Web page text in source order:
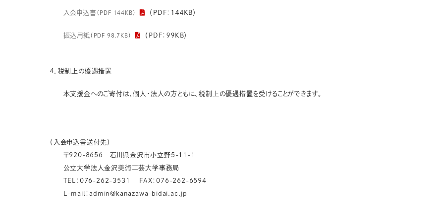
入会申込書（PDF 144KB） （PDF：１４４KB）
振込用紙（PDF 98.7KB） （PDF：９９KB）
４．税制上の優遇措置
本支援金へのご寄付は、個人・法人の方ともに、税制上の優遇措置を受けることができます。
（入会申込書送付先）
〒920-8656 石川県金沢市小立野5-11-1
公立大学法人金沢美術工芸大学事務局
TEL：076-262-3531 FAX：076-262-6594
E-mail：admin@kanazawa-bidai.ac.jp